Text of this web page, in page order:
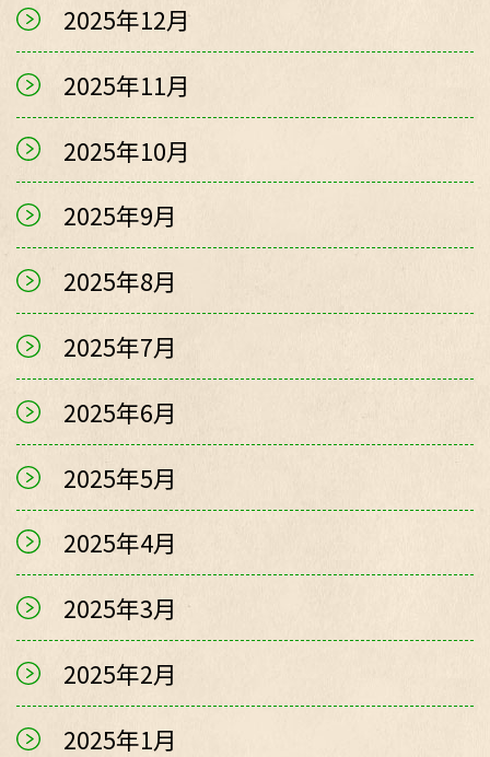
2025年12月
2025年11月
2025年10月
2025年9月
2025年8月
2025年7月
2025年6月
2025年5月
2025年4月
2025年3月
2025年2月
2025年1月